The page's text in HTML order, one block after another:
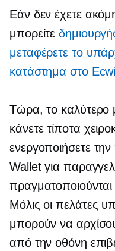
Εάν δεν έχετε
μπορείτε
μεταφέρετε το
κατάστημα στο
Τώρα, το καλύτερο
κάνετε τίποτα
ενεργοποιήσετε
Wallet για
Μόλις οι πελάτες
μπορούν να
από την οθόνη